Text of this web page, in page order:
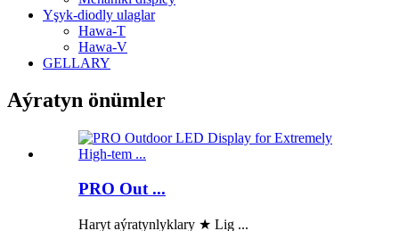
Yşyk-diodly ulaglar
Hawa-T
Hawa-V
GELLARY
Aýratyn önümler
PRO Out ...
Haryt aýratynlyklary ★ Lig ...